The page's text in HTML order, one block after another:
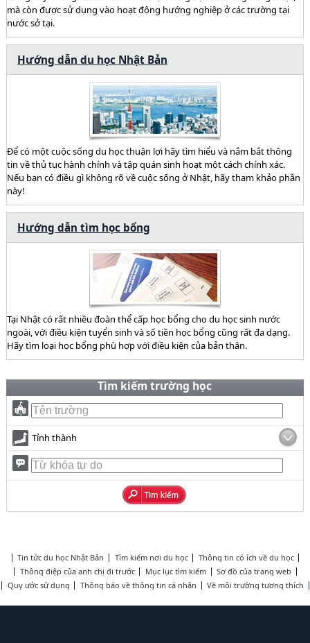
mà còn được sử dụng vào hoạt động hướng nghiệp ở các trường tại
nước sở tại.
Hướng dẫn du học Nhật Bản
Để có một cuộc sống du học thuận lợi hãy tìm hiểu và nắm bắt thông
tin về thủ tục hành chính và tập quán sinh hoạt một cách chính xác.
Nếu bạn có điều gì không rõ về cuộc sống ở Nhật, hãy tham khảo phần
này!
Hướng dẫn tìm học bổng
Tại Nhật có rất nhiều đoàn thể cấp học bổng cho du học sinh nước
ngoài, với điều kiện tuyển sinh và số tiền học bổng cũng rất đa dạng.
Hãy tìm loại học bổng phù hợp với điều kiện của bản thân.
Tìm kiếm trường học
Tỉnh thành
Tin tức du học Nhật Bản Tìm kiếm nơi du học
Thông tin có ích về du học
Thông điệp của anh chị đi trước
Mục lục tìm kiếm
Sơ đồ của trang web
Quy ước sử dụng
Thông báo về thông tin cá nhân Về môi trường tương thích